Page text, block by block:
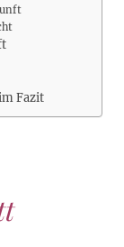
Fazit